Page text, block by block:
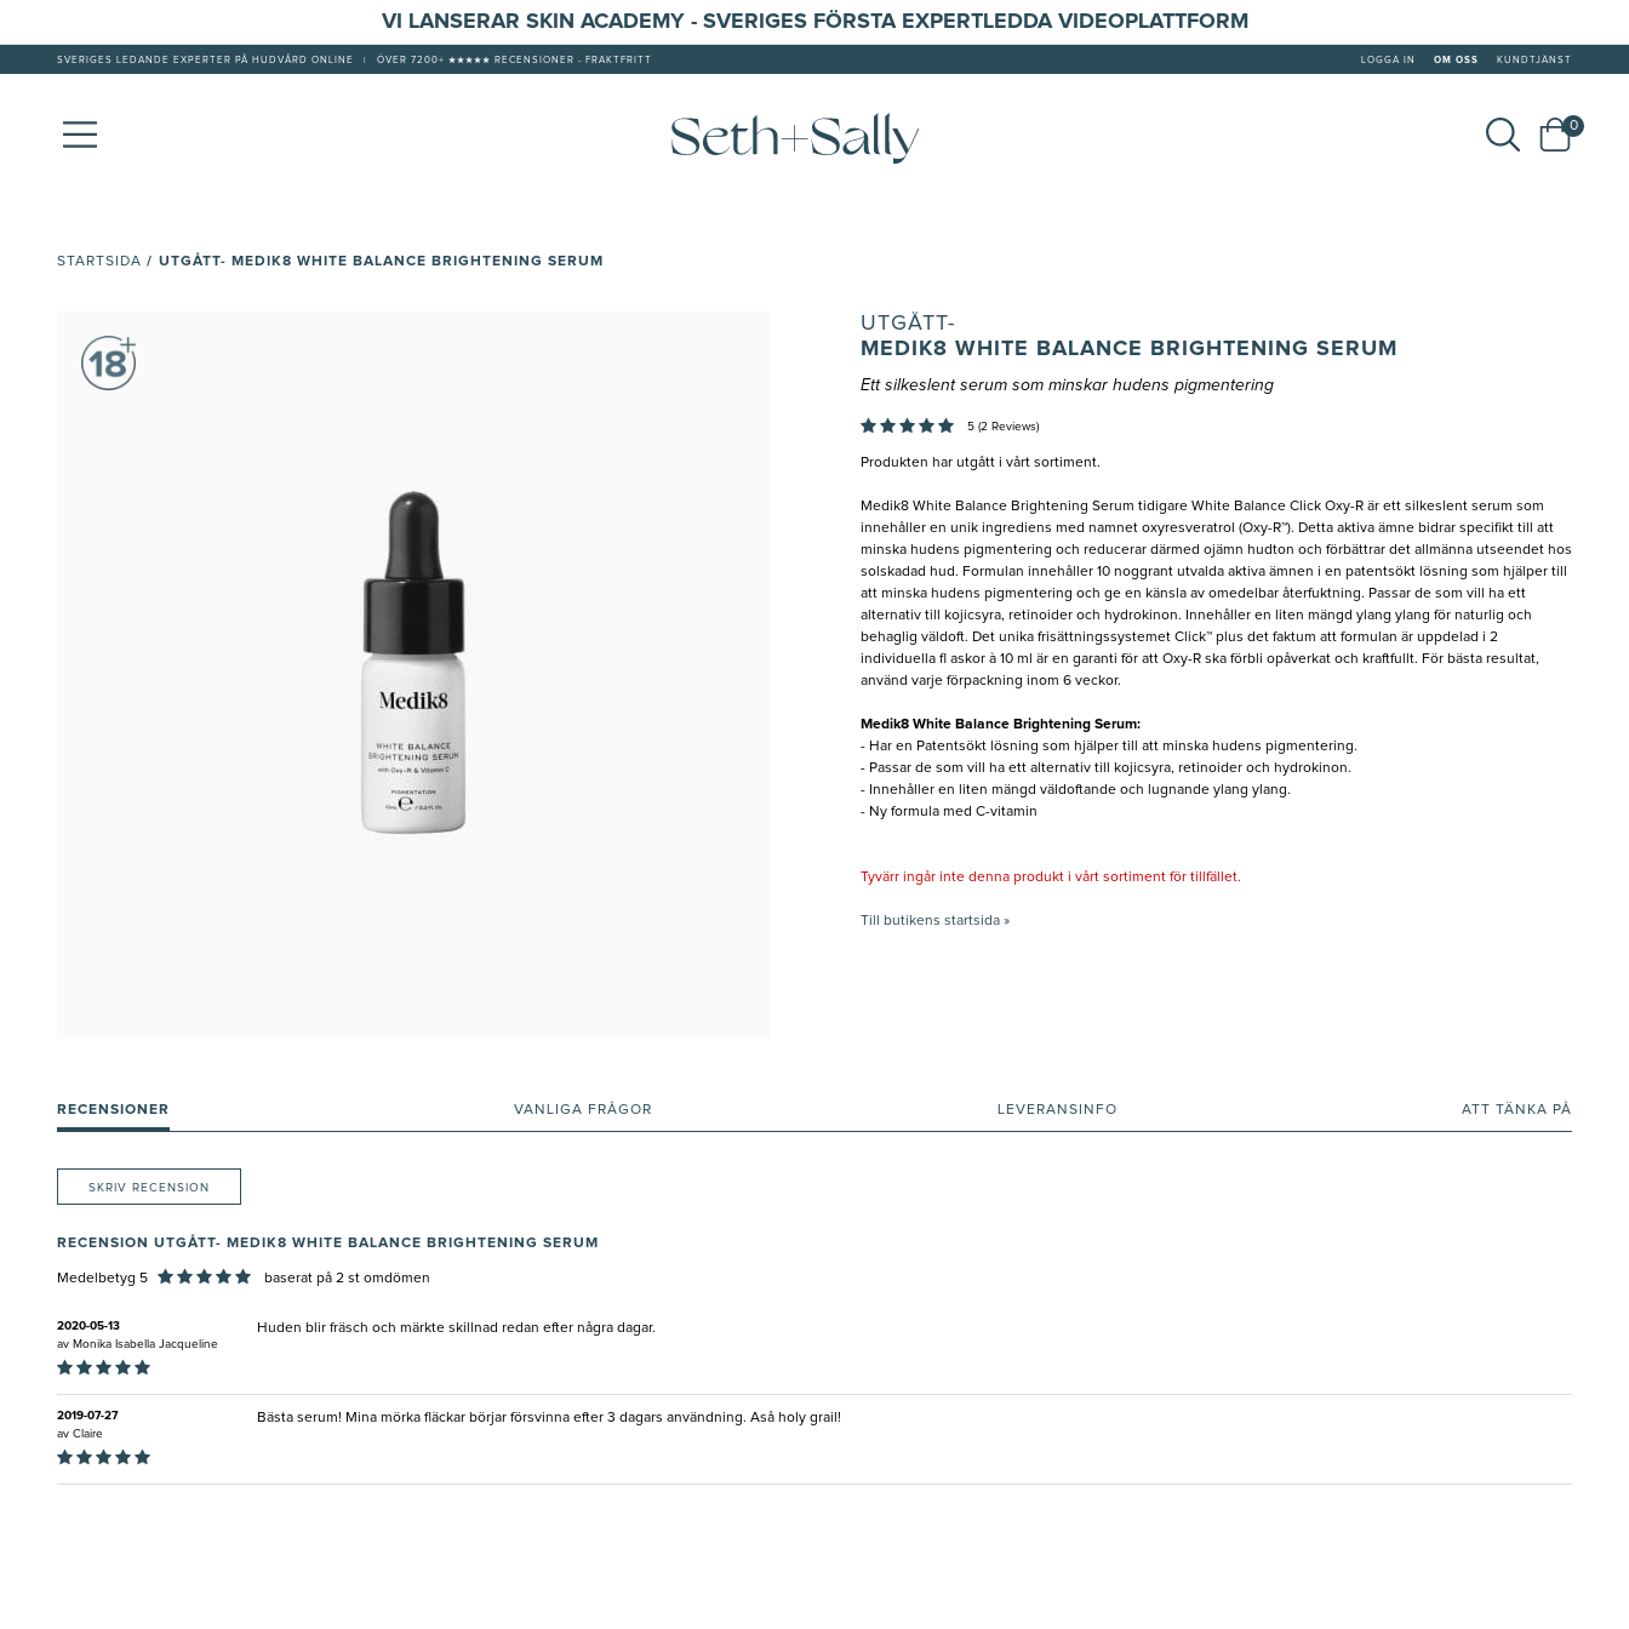
VI LANSERAR SKIN ACADEMY - SVERIGES FÖRSTA EXPERTLEDDA VIDEOPLATTFORM
SVERIGES LEDANDE EXPERTER PÅ HUDVÅRD ONLINE ÖVER 7200+ ★★★★★ RECENSIONER - FRAKTFRITT LOGGA IN OM OSS KUNDTJÄNST
0
STARTSIDA / UTGÅTT- MEDIK8 WHITE BALANCE BRIGHTENING SERUM
UTGÅTT-
MEDIK8 WHITE BALANCE BRIGHTENING SERUM
Ett silkeslent serum som minskar hudens pigmentering
5 (2 Reviews)
Produkten har utgått i vårt sortiment.
Medik8 White Balance Brightening Serum tidigare White Balance Click Oxy-R är ett silkeslent serum som
innehåller en unik ingrediens med namnet oxyresveratrol (Oxy-R™). Detta aktiva ämne bidrar specifikt till att
minska hudens pigmentering och reducerar därmed ojämn hudton och förbättrar det allmänna utseendet hos
solskadad hud. Formulan innehåller 10 noggrant utvalda aktiva ämnen i en patentsökt lösning som hjälper till
att minska hudens pigmentering och ge en känsla av omedelbar återfuktning. Passar de som vill ha ett
alternativ till kojicsyra, retinoider och hydrokinon. Innehåller en liten mängd ylang ylang för naturlig och
behaglig väldoft. Det unika frisättningssystemet Click™ plus det faktum att formulan är uppdelad i 2
individuella fl askor à 10 ml är en garanti för att Oxy-R ska förbli opåverkat och kraftfullt. För bästa resultat,
använd varje förpackning inom 6 veckor.
Medik8 White Balance Brightening Serum:
- Har en Patentsökt lösning som hjälper till att minska hudens pigmentering.
- Passar de som vill ha ett alternativ till kojicsyra, retinoider och hydrokinon.
- Innehåller en liten mängd väldoftande och lugnande ylang ylang.
- Ny formula med C-vitamin
Tyvärr ingår inte denna produkt i vårt sortiment för tillfället.
Till butikens startsida »
RECENSIONER VANLIGA FRÅGOR LEVERANSINFO ATT TÄNKA PÅ
SKRIV RECENSION
RECENSION UTGÅTT- MEDIK8 WHITE BALANCE BRIGHTENING SERUM
Medelbetyg 5 baserat på 2 st omdömen
2020-05-13
av Monika Isabella Jacqueline
Huden blir fräsch och märkte skillnad redan efter några dagar.
2019-07-27
av Claire
Bästa serum! Mina mörka fläckar börjar försvinna efter 3 dagars användning. Aså holy grail!